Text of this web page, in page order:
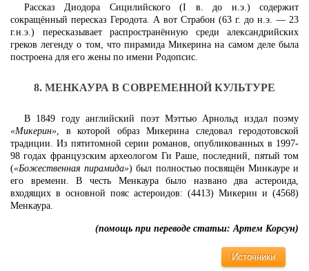
Рассказ Диодора Сицилийского (I в. до н.э.) содержит
сокращённый пересказ Геродота. А вот Страбон (63 г. до н.э. — 23
г.н.э.) пересказывает распространённую среди александрийских
греков легенду о том, что пирамида Микерина на самом деле была
построена для его жены по имени Родопсис.
8. МЕНКАУРА В СОВРЕМЕННОЙ КУЛЬТУРЕ
В 1849 году английский поэт Мэттью Арнольд издал поэму
«Микерин» , в которой образ Микерина следовал геродотовской
традиции. Из пятитомной серии романов, опубликованных в 1997-
98 годах французским археологом Ги Раше, последний, пятый том
(«Божественная пирамида») был полностью посвящён Минкауре и
его времени. В честь Менкаура было названо два астероида,
входящих в основной пояс астероидов: (4413) Микерин и (4568)
Менкаура.
(помощь при переводе статьи: Артем Корсун)
Источники